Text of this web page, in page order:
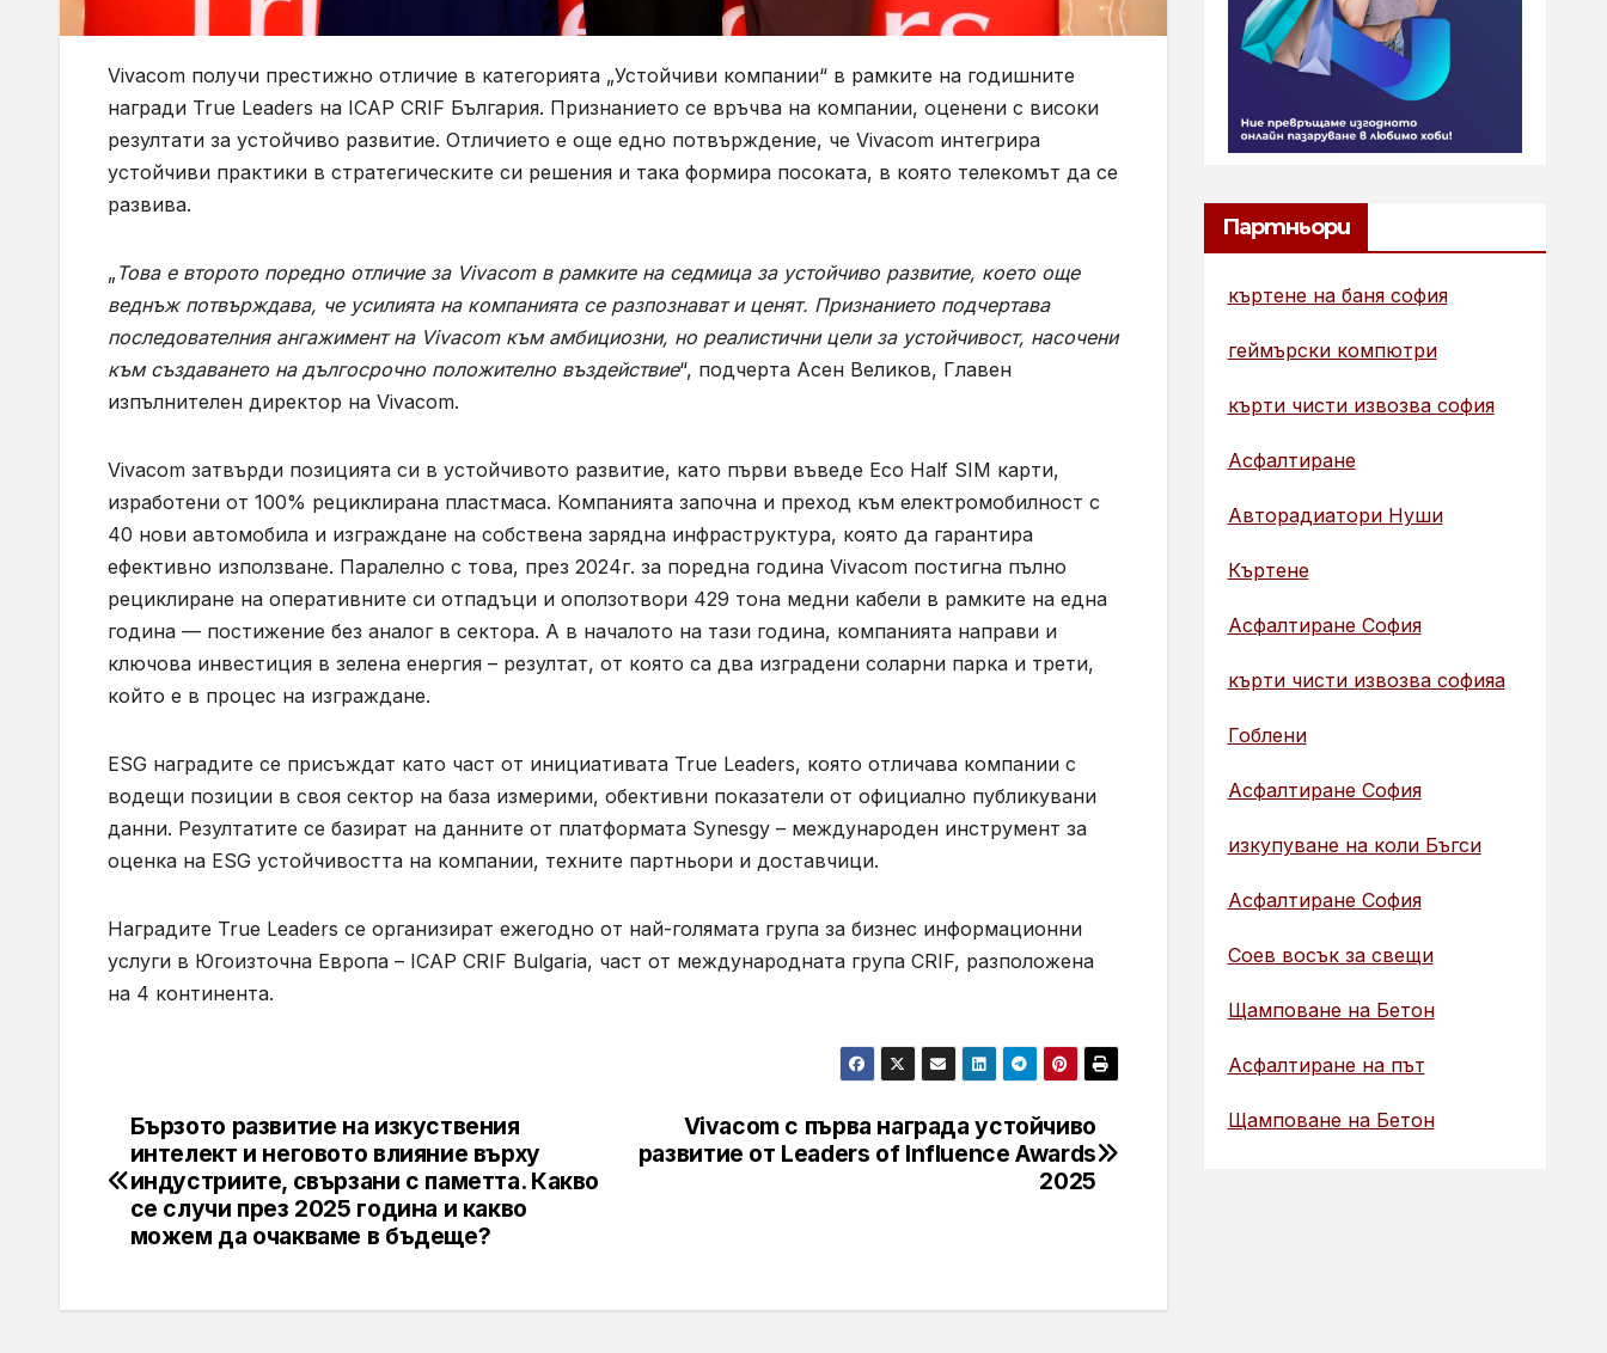
Vivacom получи престижно отличие в категорията „Устойчиви компании“ в рамките на годишните
награди True Leaders на ICAP CRIF България. Признанието се връчва на компании, оценени с високи
резултати за устойчиво развитие. Отличието е още едно потвърждение, че Vivacom интегрира
устойчиви практики в стратегическите си решения и така формира посоката, в която телекомът да се
развива.
„ Това е второто поредно отличие за Vivacom в рамките на седмица за устойчиво развитие, което още
веднъж потвърждава, че усилията на компанията се разпознават и ценят. Признанието подчертава
последователния ангажимент на Vivacomкъм амбициозни, но реалистични цели за устойчивост, насочени
към създаването на дългосрочно положително въздействие“, подчерта Асен Великов, Главен
изпълнителен директор на Vivacom.
Vivacom затвърди позицията си в устойчивото развитие, като първи въведе Eco Half SIM карти,
изработени от 100% рециклирана пластмаса. Компанията започна и преход към електромобилност с
40 нови автомобила и изграждане на собствена зарядна инфраструктура, която да гарантира
ефективно използване. Паралелно с това, през 2024г. за поредна година Vivacom постигна пълно
рециклиране на оперативните си отпадъци и оползотвори 429 тона медни кабели в рамките на една
година — постижение без аналог в сектора. А в началото на тази година, компанията направи и
ключова инвестиция в зелена енергия – резултат, от която са два изградени соларни парка и трети,
който е в процес на изграждане.
ESG наградите се присъждат като част от инициативата True Leaders, която отличава компании с
водещи позиции в своя сектор на база измерими, обективни показатели от официално публикувани
данни. Резултатите се базират на данните от платформата Synesgy – международен инструмент за
оценка на ESG устойчивостта на компании, техните партньори и доставчици.
Наградите True Leaders се организират ежегодно от най-голямата група за бизнес информационни
услуги в Югоизточна Европа – ICAP CRIF Bulgaria, част от международната група CRIF, разположена
на 4 континента.
Навигация
Vivacom с първа награда устойчиво
развитие от Leaders of Influence Awards
2025
Бързото развитие на изкуствения
интелект и неговото влияние върху
индустриите, свързани с паметта. Какво
се случи през 2025 година и какво
можем да очакваме в бъдеще?
Партньори
къртене на баня софия
геймърски компютри
кърти чисти извозва софия
Асфалтиране
Авторадиатори Нуши
Къртене
Асфалтиране София
кърти чисти извозва софияа
Гоблени
Асфалтиране София
изкупуване на коли Бъгси
Асфалтиране София
Соев восък за свещи
Щамповане на Бетон
Асфалтиране на път
Щамповане на Бетон